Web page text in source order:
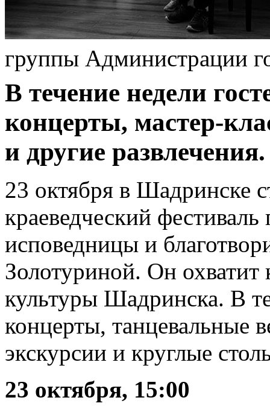
группы Администрации
В течение недели
концерты, мастер-
и другие развлечения.
23 октября в Шадринске
краеведческий
исповедницы и
Золотуриной. Он
культуры Шадринска. В
концерты, танцевальные
экскурсии и круглые
23 октября, 15:00